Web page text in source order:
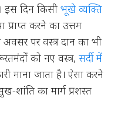
इस दिन किसी भूखे व्यक्ति
प्राप्त करने का उत्तम
पर वस्त्र दान का भी
को नए वस्त्र, सर्दी में
माना जाता है। ऐसा करने
शांति का मार्ग प्रशस्त